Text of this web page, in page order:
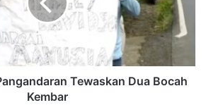
Tewaskan Dua Bocah
Kembar